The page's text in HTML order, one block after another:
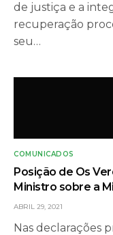
de justiça e a
recuperação
seu…
COMUNICADOS
Posição de Os
Ministro sobre a
ABRIL 29, 2021
Nas declarações